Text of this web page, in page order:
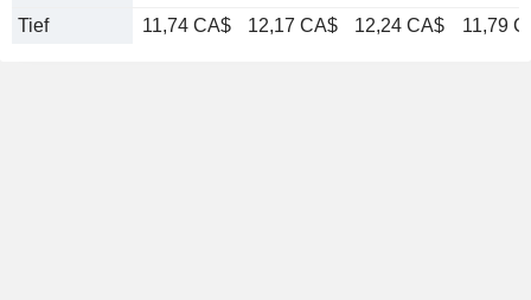
Tief
11,74 CA$ 12,17 CA$ 12,24 CA$ 11,79